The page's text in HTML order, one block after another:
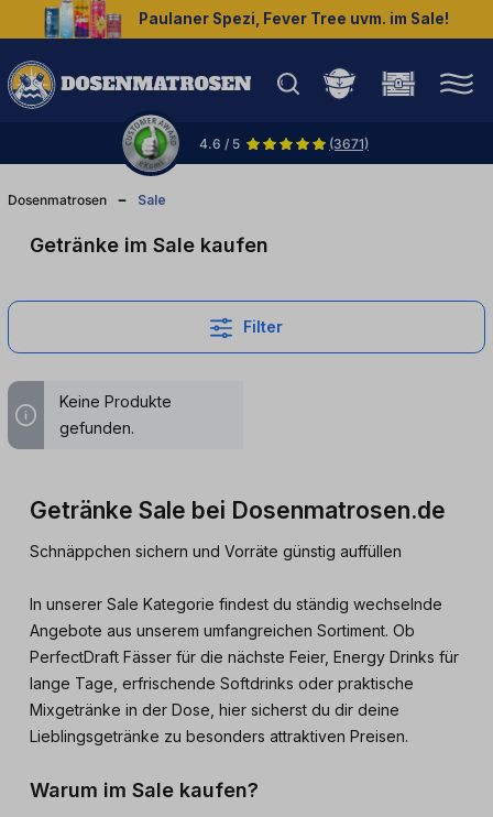
springen Paulaner Spezi, Fever Tree uvm. im Sale!
4.6 / 5 (3671)
Dosenmatrosen Sale
Getränke im Sale kaufen
Filter
Keine Produkte
gefunden.
Getränke Sale bei Dosenmatrosen.de
Schnäppchen sichern und Vorräte günstig auffüllen
In unserer Sale Kategorie findest du ständig wechselnde
Angebote aus unserem umfangreichen Sortiment. Ob
PerfectDraft Fässer für die nächste Feier, Energy Drinks für
lange Tage, erfrischende Softdrinks oder praktische
Mixgetränke in der Dose, hier sicherst du dir deine
Lieblingsgetränke zu besonders attraktiven Preisen.
Warum im Sale kaufen?